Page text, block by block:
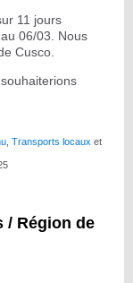
11 jours
06/03. Nous
Cusco.
Transports locaux et
/ Région de